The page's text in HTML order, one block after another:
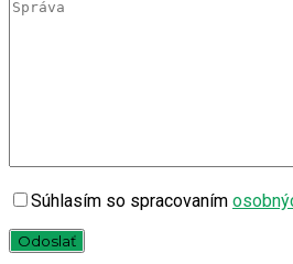
Súhlasím so spracovaním